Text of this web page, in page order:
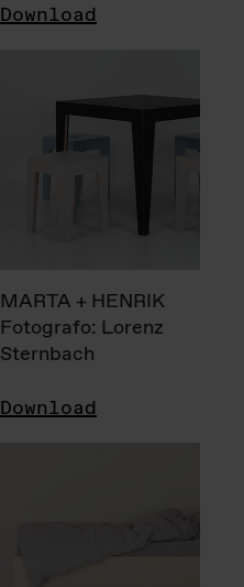
Download
MARTA + HENRIK
Fotografo: Lorenz
Sternbach
Download